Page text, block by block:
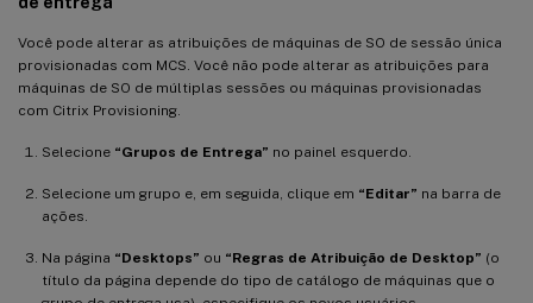
Você pode alterar as atribuições de máquinas de SO de sessão única
provisionadas com MCS. Você não pode alterar as atribuições para
máquinas de SO de múltiplas sessões ou máquinas provisionadas
com Citrix Provisioning.
Selecione “Grupos de Entrega” no painel esquerdo.
Selecione um grupo e, em seguida, clique em “Editar” na barra de
ações.
Na página “Desktops” ou “Regras de Atribuição de Desktop” (o
título da página depende do tipo de catálogo de máquinas que o